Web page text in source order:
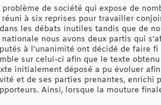
problème de société qui expose de
à six reprises pour travailler
les débats inutiles tandis que de
nous avons deux partis qui
à l’unanimité ont décidé de faire
sur celui-ci afin que le texte
initialement déposé a pu évoluer
et de ses parties prenantes, enrichi
Ainsi, lorsque la mouture